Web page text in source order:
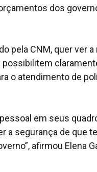
dos
pela CNM, quer ver
o atendimento de
em seus
a segurança de que
afirmou Elena